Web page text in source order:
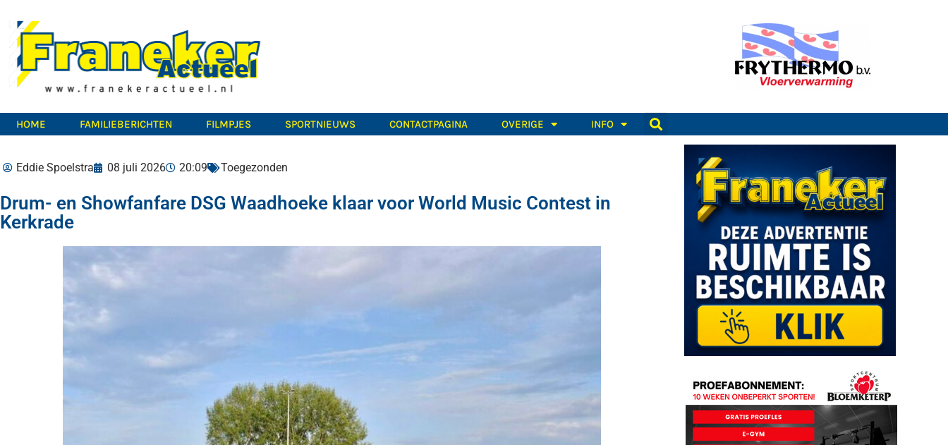
HOME FAMILIEBERICHTEN FILMPJES SPORTNIEUWS CONTACTPAGINA OVERIGE INFO
Eddie Spoelstra 08 juli 2026 20:09 Toegezonden
Drum- en Showfanfare DSG Waadhoeke klaar voor World Music Contest in
Kerkrade